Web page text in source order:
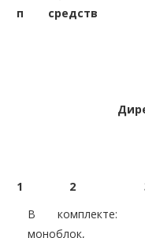
п
средств
1 2
В комплекте:
моноблок,